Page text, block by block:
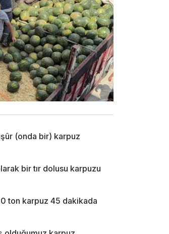
(onda bir) karpuz
bir tır dolusu karpuzu
ton karpuz 45 dakikada